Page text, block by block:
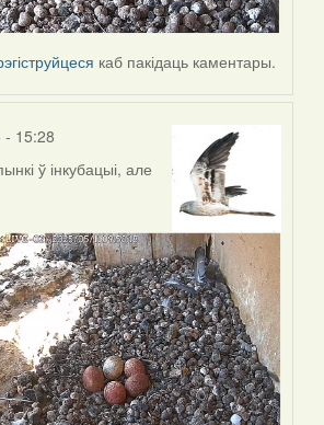
каб пакідаць каментары.
15:28
ў інкубацыі, але